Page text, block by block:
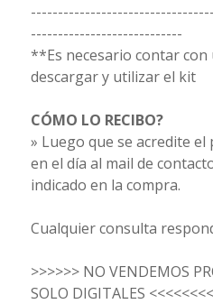
----------------------------
**Es necesario contar
descargar y utilizar el kit
CÓMO LO RECIBO?
» Luego que se acredite el
en el día al mail de
indicado en la compra.
Cualquier consulta
>>>>>> NO VENDEMOS
SOLO DIGITALES